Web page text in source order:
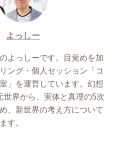
よっしー
よっしーです。目覚めを加
ング・個人セッション「コ
」を運営しています。幻想
世界から、実体と真理の5次
、新世界の考え方について
す。